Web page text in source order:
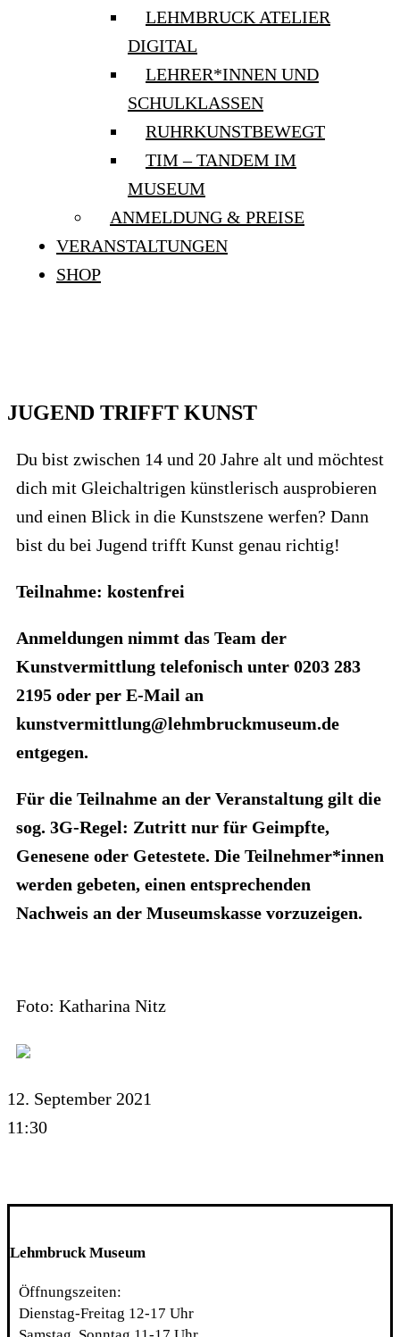
LEHMBRUCK ATELIER
DIGITAL
LEHRER*INNEN UND
SCHULKLASSEN
RUHRKUNSTBEWEGT
TIM – TANDEM IM
MUSEUM
ANMELDUNG & PREISE
VERANSTALTUNGEN
SHOP
JUGEND TRIFFT KUNST
Du bist zwischen 14 und 20 Jahre alt und möchtest
dich mit Gleichaltrigen künstlerisch ausprobieren
und einen Blick in die Kunstszene werfen? Dann
bist du bei Jugend trifft Kunst genau richtig!
Teilnahme: kostenfrei
Anmeldungen nimmt das Team der
Kunstvermittlung telefonisch unter 0203 283
2195 oder per E-Mail an
kunstvermittlung@lehmbruckmuseum.de
entgegen.
Für die Teilnahme an der Veranstaltung gilt die
sog. 3G-Regel: Zutritt nur für Geimpfte,
Genesene oder Getestete. Die Teilnehmer*innen
werden gebeten, einen entsprechenden
Nachweis an der Museumskasse vorzuzeigen.
Foto: Katharina Nitz
12. September 2021
11:30
Lehmbruck Museum
Öffnungszeiten:
Dienstag-Freitag 12-17 Uhr